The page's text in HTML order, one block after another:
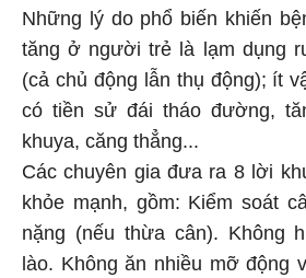
Những lý do phổ biến khiến
tăng ở người trẻ là lạm dụng
(cả chủ động lẫn thụ động); ít
có tiền sử đái tháo đường,
khuya, căng thẳng...
Các chuyên gia đưa ra 8 lời
khỏe mạnh, gồm: Kiểm soát
nặng (nếu thừa cân). Không
lào. Không ăn nhiều mỡ động